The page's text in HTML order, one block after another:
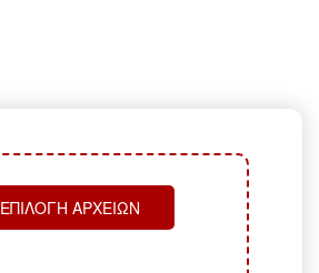
ΕΠΙΛΟΓΉ ΑΡΧΕΊΩΝ